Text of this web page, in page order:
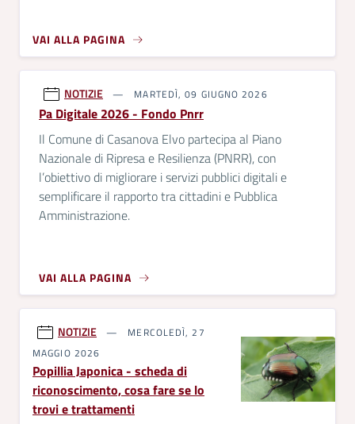
VAI ALLA PAGINA
NOTIZIE MARTEDÌ, 09 GIUGNO 2026
Pa Digitale 2026 - Fondo Pnrr
Il Comune di Casanova Elvo partecipa al Piano
Nazionale di Ripresa e Resilienza (PNRR), con
l’obiettivo di migliorare i servizi pubblici digitali e
semplificare il rapporto tra cittadini e Pubblica
Amministrazione.
VAI ALLA PAGINA
NOTIZIE
MERCOLEDÌ, 27
MAGGIO 2026
Popillia Japonica - scheda di
riconoscimento, cosa fare se lo
trovi e trattamenti